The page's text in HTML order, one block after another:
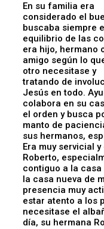
En su familia era
considerado el
buscaba siempre el
equilibrio de las
era hijo, hermano
amigo según lo
otro necesitase y
tratando de
Jesús en todo.
colabora en su
el orden y busca
manto de
sus hermanos,
Era muy servicial
Roberto,
contiguo a la
la casa nueva de
presencia muy
estar atento a los
necesitase el
día, su hermana